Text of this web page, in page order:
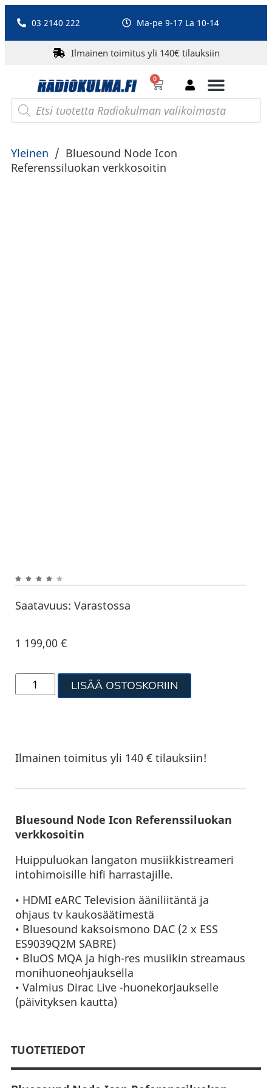
03 2140 222 Ma-pe 9-17 La 10-14
Ilmainen toimitus yli 140€ tilauksiin
0
Yleinen / Bluesound Node Icon
Referenssiluokan verkkosoitin
Saatavuus: Varastossa
1 199,00€
LISÄÄ OSTOSKORIIN
Ilmainen toimitus yli 140 € tilauksiin!
Bluesound Node Icon Referenssiluokan
verkkosoitin
Huippuluokan langaton musiikkistreameri
intohimoisille hifi harrastajille.
• HDMI eARC Television ääniliitäntä ja
ohjaus tv kaukosäätimestä
• Bluesound kaksoismono DAC (2 x ESS
ES9039Q2M SABRE)
• BluOS MQA ja high-res musiikin streamaus
monihuoneohjauksella
• Valmius Dirac Live -huonekorjaukselle
(päivityksen kautta)
TUOTETIEDOT